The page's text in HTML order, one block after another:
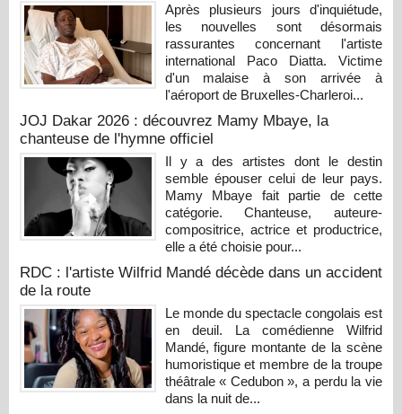
Après plusieurs jours d'inquiétude,
les nouvelles sont désormais
rassurantes concernant l'artiste
international Paco Diatta. Victime
d'un malaise à son arrivée à
l'aéroport de Bruxelles-Charleroi...
JOJ Dakar 2026 : découvrez Mamy Mbaye, la
chanteuse de l'hymne officiel
Il y a des artistes dont le destin
semble épouser celui de leur pays.
Mamy Mbaye fait partie de cette
catégorie. Chanteuse, auteure-
compositrice, actrice et productrice,
elle a été choisie pour...
RDC : l'artiste Wilfrid Mandé décède dans un accident
de la route
Le monde du spectacle congolais est
en deuil. La comédienne Wilfrid
Mandé, figure montante de la scène
humoristique et membre de la troupe
théâtrale « Cedubon », a perdu la vie
dans la nuit de...